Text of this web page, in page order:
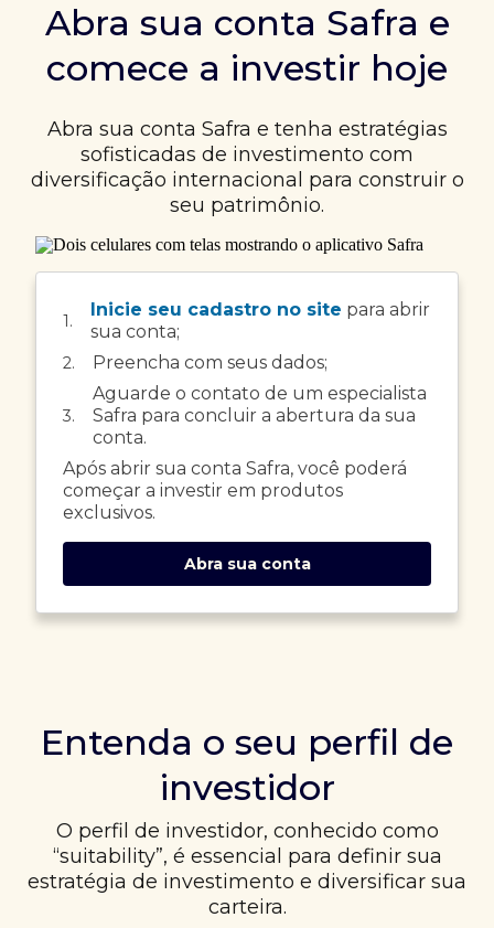
Abra sua conta Safra e
comece a investir hoje
Abra sua conta Safra e tenha estratégias
sofisticadas de investimento com
diversificação internacional para construir o
seu patrimônio.
1.
Inicie seu cadastro no site para abrir
sua conta;
2. Preencha com seus dados;
3.
Aguarde o contato de um especialista
Safra para concluir a abertura da sua
conta.
Após abrir sua conta Safra, você poderá
começar a investir em produtos
exclusivos.
Abra sua conta
Entenda o seu perfil de
investidor
O perfil de investidor, conhecido como
“suitability”, é essencial para definir sua
estratégia de investimento e diversificar sua
carteira.